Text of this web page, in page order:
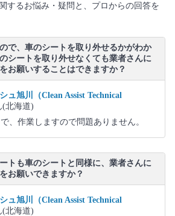
するお悩み・疑問と、プロからの回答を
で、車のシートを取り外せるかがわか
シートを取り外せなくても業者さんに
お願いすることはできますか？
ュ旭川（Clean Assist Technical
(北海道)
、作業しますので問題ありません。
トも車のシートと同様に、業者さんに
お願いできますか？
ュ旭川（Clean Assist Technical
(北海道)